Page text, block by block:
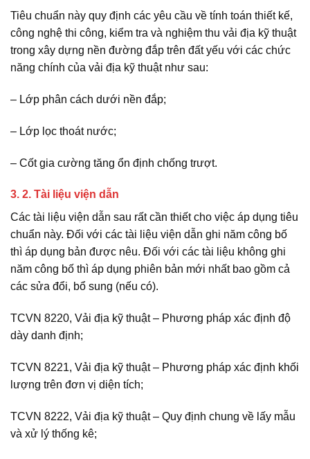
Tiêu chuẩn này quy định các yêu cầu về tính toán thiết kế,
công nghệ thi công, kiểm tra và nghiệm thu vải địa kỹ thuật
trong xây dựng nền đường đắp trên đất yếu với các chức
năng chính của vải địa kỹ thuật như sau:
– Lớp phân cách dưới nền đắp;
– Lớp lọc thoát nước;
– Cốt gia cường tăng ổn định chống trượt.
3. 2. Tài liệu viện dẫn
Các tài liệu viện dẫn sau rất cần thiết cho việc áp dụng tiêu
chuẩn này. Đối với các tài liệu viện dẫn ghi năm công bố
thì áp dụng bản được nêu. Đối với các tài liệu không ghi
năm công bố thì áp dụng phiên bản mới nhất bao gồm cả
các sửa đổi, bổ sung (nếu có).
TCVN 8220, Vải địa kỹ thuật – Phương pháp xác định độ
dày danh định;
TCVN 8221, Vải địa kỹ thuật – Phương pháp xác định khối
lượng trên đơn vị diện tích;
TCVN 8222, Vải địa kỹ thuật – Quy định chung về lấy mẫu
và xử lý thống kê;